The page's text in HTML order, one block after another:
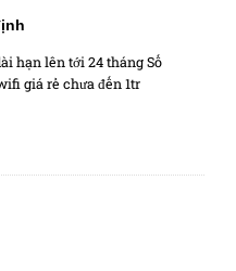
hạn lên tới 24 tháng Số
giá rẻ chưa đến 1tr